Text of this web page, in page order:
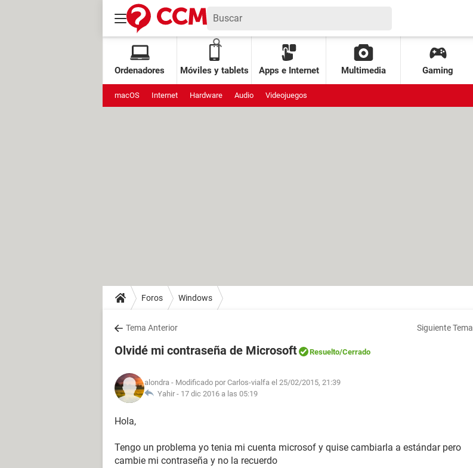
Ordenadores Móviles y tablets Apps e Internet Multimedia Gaming
macOS Internet Hardware Audio Videojuegos
Foros Windows
Tema Anterior Siguiente Tema
Olvidé mi contraseña de Microsoft Resuelto/Cerrado
alondra - Modificado por Carlos-vialfa el 25/02/2015, 21:39
Yahir - 17 dic 2016 a las 05:19
Hola,
Tengo un problema yo tenia mi cuenta microsof y quise cambiarla a estándar pero
cambie mi contraseña y no la recuerdo